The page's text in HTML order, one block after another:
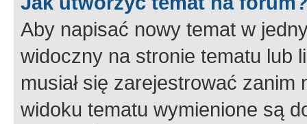
Aby napisać nowy temat w
widoczny na stronie tematu lub
musiał się zarejestrować
widoku tematu wymienione są